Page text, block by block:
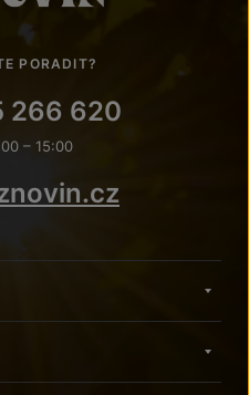
PORADIT?
266 620
– 15:00